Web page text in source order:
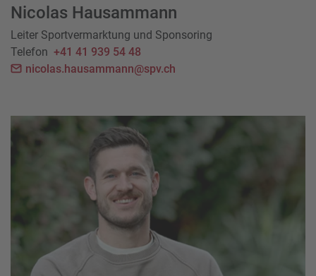
Nicolas Hausammann
Leiter Sportvermarktung und Sponsoring
Telefon +41 41 939 54 48
nicolas.hausammann@spv.ch